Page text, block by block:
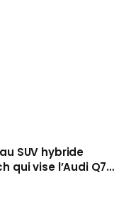
SUV hybride
qui vise l’Audi Q7
automne